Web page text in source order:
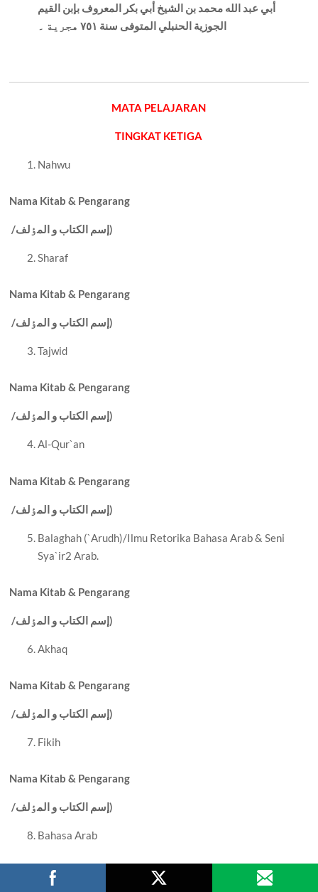
أبي عبد الله محمد بن الشيخ أبي بکر المعروف بإبن القيم
الجوزية الحنبلي المتوفی سنة ٧٥١ هجرية ۔
MATA PELAJARAN
TINGKAT KETIGA
Nahwu
Nama Kitab & Pengarang
/ إسم الکتاب و المٶلف)
Sharaf
Nama Kitab & Pengarang
/ إسم الکتاب و المٶلف)
Tajwid
Nama Kitab & Pengarang
/ إسم الکتاب و المٶلف)
Al-Qur`an
Nama Kitab & Pengarang
/ إسم الکتاب و المٶلف)
Balaghah (`Arudh)/Ilmu Retorika Bahasa Arab & Seni
Sya`ir2 Arab.
Nama Kitab & Pengarang
/ إسم الکتاب و المٶلف)
Akhaq
Nama Kitab & Pengarang
/ إسم الکتاب و المٶلف)
Fikih
Nama Kitab & Pengarang
/ إسم الکتاب و المٶلف)
Bahasa Arab
Nama Kitab & Pengarang